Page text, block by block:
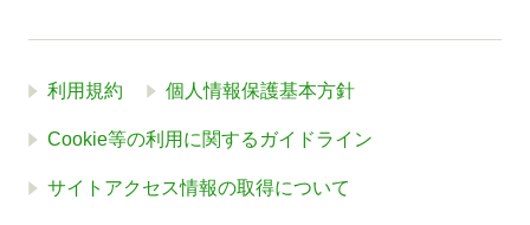
利用規約 個人情報保護基本方針
Cookie等の利用に関するガイドライン
サイトアクセス情報の取得について